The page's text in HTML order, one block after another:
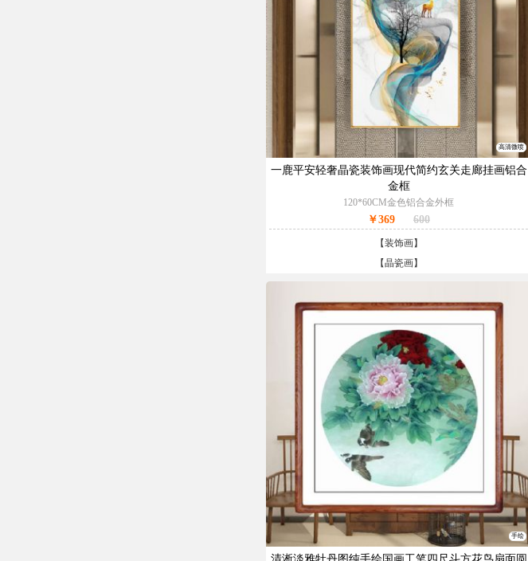
高清微喷
一鹿平安轻奢晶瓷装饰画现代简约玄关走廊挂画铝合
金框
120*60CM金色铝合金外框
￥369 600
【装饰画】
【晶瓷画】
手绘